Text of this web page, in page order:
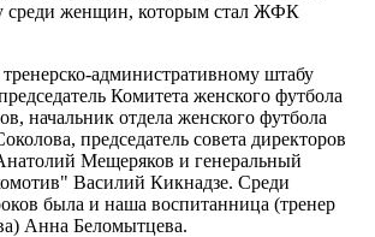
среди женщин, которым стал ЖФК
административному штабу
Комитета женского футбола
начальник отдела женского футбола
председатель совета директоров
Мещеряков и генеральный
Василий Кикнадзе. Среди
была и наша воспитанница (тренер
Анна Беломытцева.